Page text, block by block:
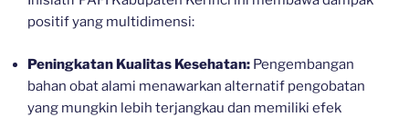
positif yang multidimensi:
Peningkatan Kualitas Kesehatan: Pengembangan
bahan obat alami menawarkan alternatif pengobatan
yang mungkin lebih terjangkau dan memiliki efek